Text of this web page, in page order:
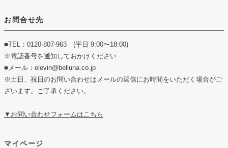
お問合せ先
■TEL：0120-807-963 (平日 9:00〜18:00)
※電話番号を通知しておかけください
■メール：elevin@belluna.co.jp
※土日、祝日のお問い合わせはメールの返信にお時間をいただく場合がご
ざいます。ご了承ください。
▼お問い合わせフォームはこちら
マイページ